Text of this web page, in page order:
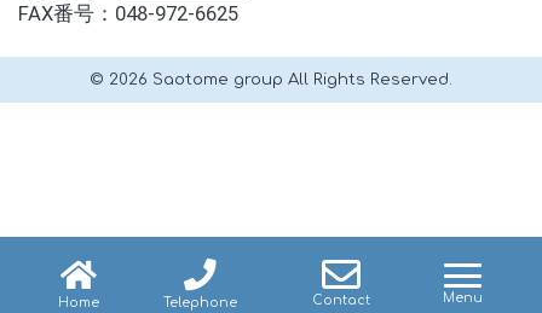
Home Telephone Contact Menu
FAX番号：048-972-6625
© 2026 Saotome group All Rights Reserved.